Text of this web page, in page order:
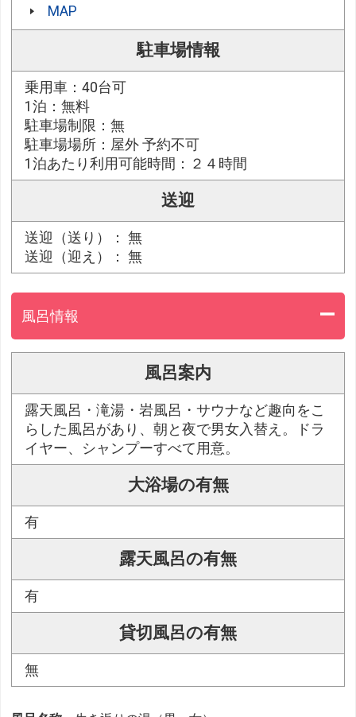
MAP
駐車場情報
乗用車：40台可
1泊：無料
駐車場制限：無
駐車場場所：屋外 予約不可
1泊あたり利用可能時間：２４時間
送迎
送迎（送り）： 無
送迎（迎え）： 無
風呂情報
風呂案内
露天風呂・滝湯・岩風呂・サウナなど趣向をこ
らした風呂があり、朝と夜で男女入替え。ドラ
イヤー、シャンプーすべて用意。
大浴場の有無
有
露天風呂の有無
有
貸切風呂の有無
無